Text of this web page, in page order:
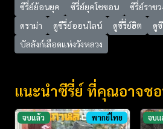
ซีรี่ย์ย้อนยุค
ซีรี่ย์ยุคโชซอน ซีรี่ย์ราช
ดราม่า
ดูซีรี่ย์ออนไลน์ ดูซี่รี่ย์ฮิต
ดู
บัลลังก์เลือดแห่งวังหลวง
แนะนำซีรี่ย์ ที่คุณอาจช
จบแล้ว พากย์ไทย จบ